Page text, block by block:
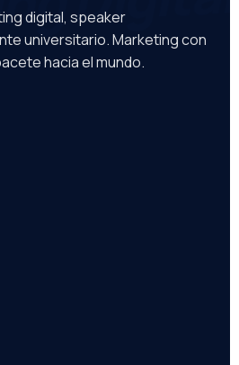
digital, speaker
universitario. Marketing con
hacia el mundo.